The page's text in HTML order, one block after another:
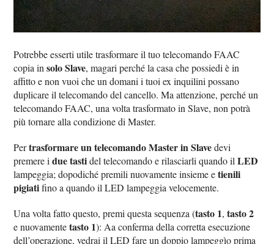
Potrebbe esserti utile trasformare il tuo telecomando FAAC
copia insolo Slave, magari perché la casa che possiedi è in
affitto e non vuoi che un domani i tuoi ex inquilini possano
duplicare il telecomando del cancello. Ma attenzione, perché un
telecomando FAAC, una volta trasformato in Slave, non potrà
più tornare alla condizione di Master.
Pertrasformare un telecomando Master in Slavedevi
premere idue tastidel telecomando e rilasciarli quando ilLED
lampeggia; dopodiché premili nuovamente insieme etienili
pigiatifino a quando il LED lampeggia velocemente.
Una volta fatto questo, premi questa sequenza (tasto 1,tasto 2
e nuovamentetasto 1): Aa conferma della corretta esecuzione
dell’operazione, vedrai il LED fare un doppio lampeggìo prima